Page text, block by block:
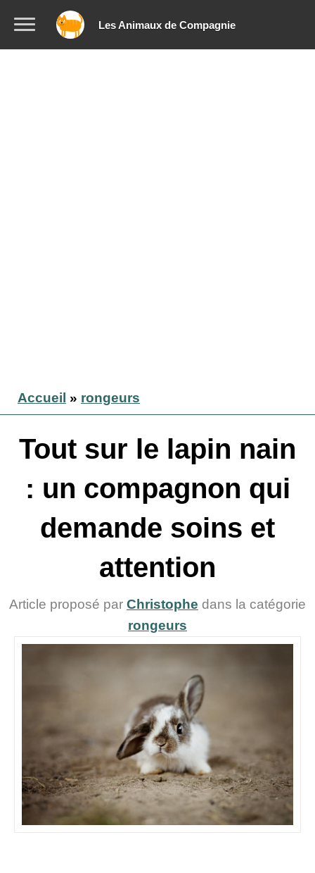
Les Animaux de Compagnie
Accueil » rongeurs
Tout sur le lapin nain
: un compagnon qui
demande soins et
attention
Article proposé par Christophe dans la catégorie
rongeurs